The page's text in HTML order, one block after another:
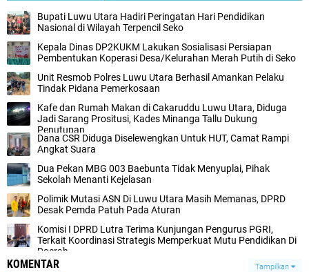
Bupati Luwu Utara Hadiri Peringatan Hari Pendidikan
Nasional di Wilayah Terpencil Seko
Kepala Dinas DP2KUKM Lakukan Sosialisasi Persiapan
Pembentukan Koperasi Desa/Kelurahan Merah Putih di Seko
Unit Resmob Polres Luwu Utara Berhasil Amankan Pelaku
Tindak Pidana Pemerkosaan
Kafe dan Rumah Makan di Cakaruddu Luwu Utara, Diduga
Jadi Sarang Prositusi, Kades Minanga Tallu Dukung
Penutupan
Dana CSR Diduga Diselewengkan Untuk HUT, Camat Rampi
Angkat Suara
Dua Pekan MBG 003 Baebunta Tidak Menyuplai, Pihak
Sekolah Menanti Kejelasan
Polimik Mutasi ASN Di Luwu Utara Masih Memanas, DPRD
Desak Pemda Patuh Pada Aturan
Komisi I DPRD Lutra Terima Kunjungan Pengurus PGRI,
Terkait Koordinasi Strategis Memperkuat Mutu Pendidikan Di
Daerah
KOMENTAR Tampilkan